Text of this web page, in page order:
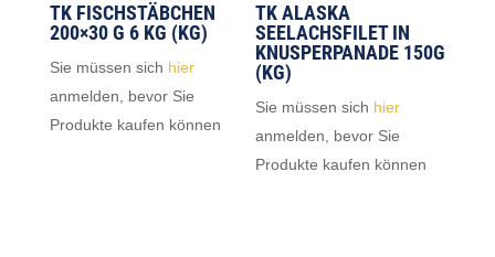
TK FISCHSTÄBCHEN
200×30 G 6 KG (KG)
Sie müssen sich hier
anmelden, bevor Sie
Produkte kaufen können
TK ALASKA
SEELACHSFILET IN
KNUSPERPANADE 150G
(KG)
Sie müssen sich hier
anmelden, bevor Sie
Produkte kaufen können